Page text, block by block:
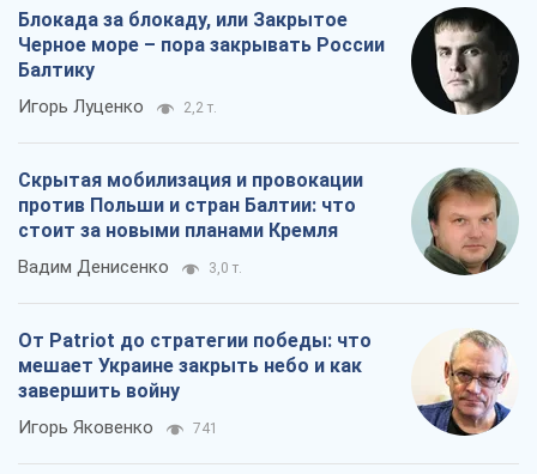
Блокада за блокаду, или Закрытое
Черное море – пора закрывать России
Балтику
Игорь Луценко 2,2 т.
Скрытая мобилизация и провокации
против Польши и стран Балтии: что
стоит за новыми планами Кремля
Вадим Денисенко 3,0 т.
От Patriot до стратегии победы: что
мешает Украине закрыть небо и как
завершить войну
Игорь Яковенко 741